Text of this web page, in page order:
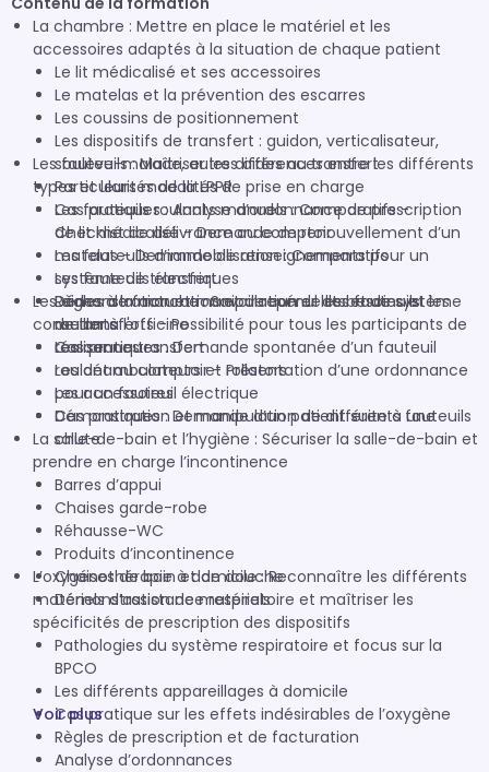
La chambre : Mettre en place le matériel et les
accessoires adaptés à la situation de chaque patient
Le lit médicalisé et ses accessoires
Le matelas et la prévention des escarres
Les coussins de positionnement
Les dispositifs de transfert : guidon, verticalisateur,
soulève-malade, autres aides au transfert
Particularités de la LPPR
Cas pratiques : Analyse d’ordonnance de prescription
de lit médicalisé - Demande de renouvellement d’un
matelas - Demande de renseignements pour un
système de transfert
Démonstration et manipulation de lits et de système
de transferts - Possibilité pour tous les participants de
réaliser un transfert
Les fauteuils : Maîtriser les différences entre les différents
types et leurs modalités de prise en charge
Les fauteuils roulants manuels : Comparatifs -
Checklist de délivrance au comptoir
Les fauteuils d’immobilisation : Comparatifs
Les fauteuils électriques
Règles de facturation et de cumul des fauteuils
roulants
Cas pratiques : Demande spontanée d’un fauteuil
roulant au comptoir - Présentation d’une ordonnance
pour un fauteuil électrique
Démonstration et manipulation de différents fauteuils
Les aides à la marche : Savoir repérer les besoins et les
conseiller à l'officine
Les cannes
Les déambulateurs et rollators
Les accessoires
Cas pratiques : Demande d’un patient suite à une
chute
La salle-de-bain et l’hygiène : Sécuriser la salle-de-bain et
prendre en charge l’incontinence
Barres d’appui
Chaises garde-robe
Réhausse-WC
Produits d’incontinence
Chaises de bain et de douche
Démonstration de matériels
L’oxygénothérapie à domicile : Reconnaître les différents
matériels d’assistance respiratoire et maîtriser les
spécificités de prescription des dispositifs
Pathologies du système respiratoire et focus sur la
BPCO
Les différents appareillages à domicile
Cas pratique sur les effets indésirables de l’oxygène
Règles de prescription et de facturation
Analyse d’ordonnances
Voir plus